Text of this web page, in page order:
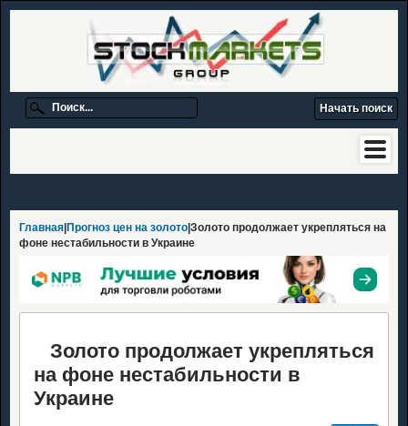
Главная Прогноз цен на золото |Золото продолжает укрепляться на
фоне нестабильности в Украине
Золото продолжает укрепляться
на фоне нестабильности в
Украине